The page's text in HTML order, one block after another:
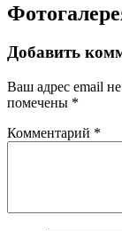
Добавить
Ваш адрес email
помечены *
Комментарий *